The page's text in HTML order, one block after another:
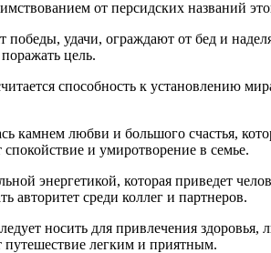
удачи, ограждают от бед и
цель.
способность к установлению
камнем любви и большого счастья,
спокойствие и умиротворение в семье.
энергетикой, которая приведет
авторитет среди коллег и партнеров.
носить для привлечения
путешествие легким и приятным.